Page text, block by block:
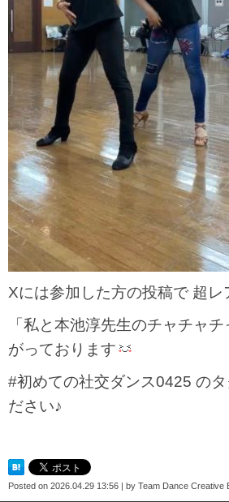
Xには参加した方の投稿で 超レ
「私と本池淳先生のチャチャ
がっております
#初めての社交ダンス0425 のタ
ださい♪
Posted on 2026.04.29 13:56 by Team Dance Creative